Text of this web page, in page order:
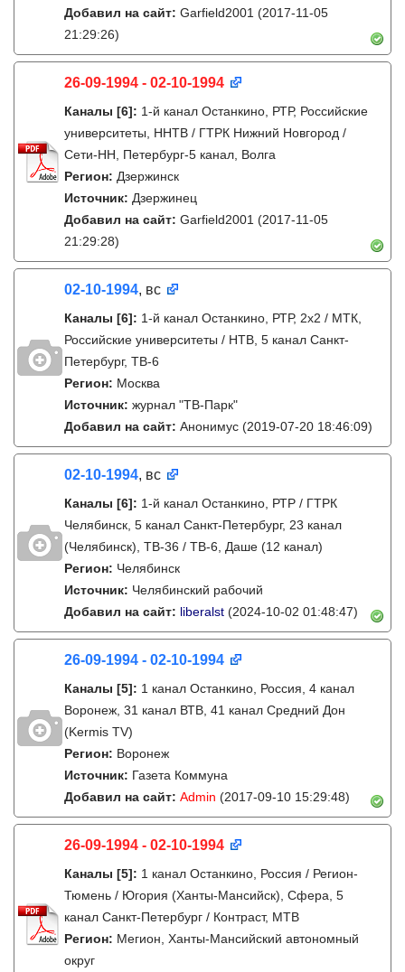
Добавил на сайт: Garfield2001 (2017-11-05
21:29:26)
26-09-1994 - 02-10-1994
Каналы [6]: 1-й канал Останкино, РТР, Российские
университеты, ННТВ / ГТРК Нижний Новгород /
Сети-НН, Петербург-5 канал, Волга
Регион: Дзержинск
Источник: Дзержинец
Добавил на сайт: Garfield2001 (2017-11-05
21:29:28)
02-10-1994, вс
Каналы [6]: 1-й канал Останкино, РТР, 2х2 / МТК,
Российские университеты / НТВ, 5 канал Санкт-
Петербург, ТВ-6
Регион: Москва
Источник: журнал "ТВ-Парк"
Добавил на сайт: Анонимус (2019-07-20 18:46:09)
02-10-1994, вс
Каналы [6]: 1-й канал Останкино, РТР / ГТРК
Челябинск, 5 канал Санкт-Петербург, 23 канал
(Челябинск), ТВ-36 / ТВ-6, Даше (12 канал)
Регион: Челябинск
Источник: Челябинский рабочий
Добавил на сайт: liberalst (2024-10-02 01:48:47)
26-09-1994 - 02-10-1994
Каналы [5]: 1 канал Останкино, Россия, 4 канал
Воронеж, 31 канал ВТВ, 41 канал Средний Дон
(Kermis TV)
Регион: Воронеж
Источник: Газета Коммуна
Добавил на сайт: Admin (2017-09-10 15:29:48)
26-09-1994 - 02-10-1994
Каналы [5]: 1 канал Останкино, Россия / Регион-
Тюмень / Югория (Ханты-Мансийск), Сфера, 5
канал Санкт-Петербург / Контраст, МТВ
Регион: Мегион, Ханты-Мансийский автономный
округ